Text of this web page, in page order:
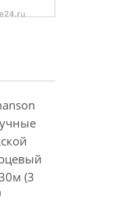
(3